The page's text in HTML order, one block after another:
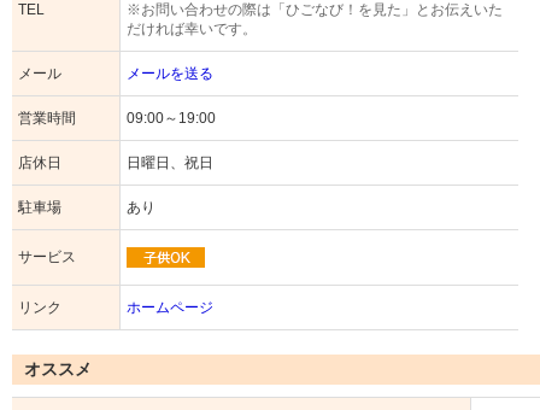
TEL
※お問い合わせの際は「ひごなび！を見た」とお伝えいた
だければ幸いです。
メール メールを送る
営業時間 09:00～19:00
店休日 日曜日、祝日
駐車場 あり
サービス
リンク ホームページ
オススメ